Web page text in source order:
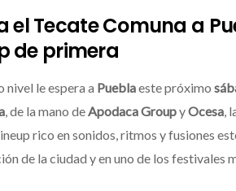
el Tecate Comuna a
de primera
nivel le espera a Pueblaeste próximo
, de la mano deApodaca GroupyOcesa,
rico en sonidos, ritmos y fusiones
de la ciudad y en uno de los festivales